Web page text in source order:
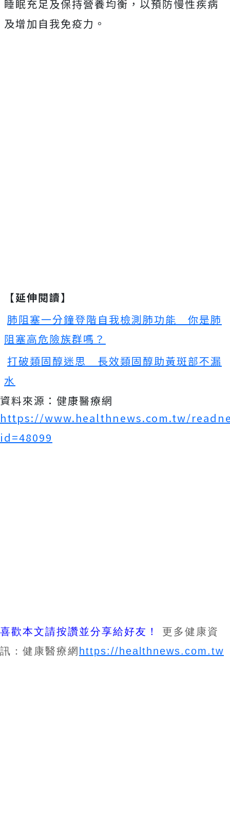
睡眠充足及保持營養均衡，以預防慢性疾病
及增加自我免疫力。
【延伸閱讀】
肺阻塞一分鐘登階自我檢測肺功能 你是肺
阻塞高危險族群嗎？
打破類固醇迷思 長效類固醇助黃斑部不漏
水
資料來源：健康醫療網
https://www.healthnews.com.tw/
id=48099
喜歡本文請按讚並分享給好友！
更多健康資
訊：健康醫療網 https://healthnews.com.tw